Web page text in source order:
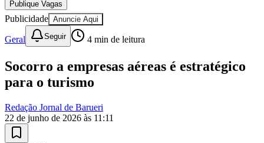
Publique Vagas
Publicidade Anuncie Aqui
Geral Seguir 4 min de leitura
Socorro a empresas aéreas é estratégico
para o turismo
Redação Jornal de Barueri
22 de junho de 2026 às 11:11